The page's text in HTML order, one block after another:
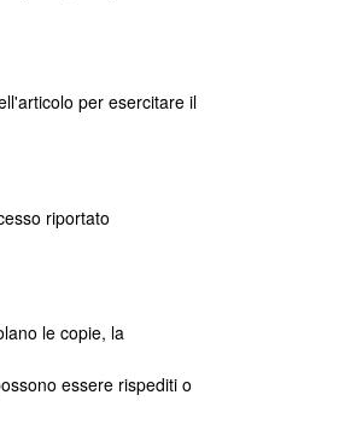
per esercitare il
riportato
le copie, la
essere rispediti o